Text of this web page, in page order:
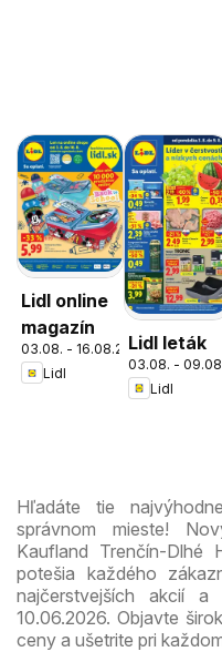
Lidl online
magazín
03.08. - 16.08.2026
Lidl
Lidl leták
03.08. -
Lidl
Hľadáte tie
správnom mieste!
Kaufland Trenčín-
potešia každého
najčerstvejších akcií
10.06.2026. Objavte
ceny a ušetrite pri